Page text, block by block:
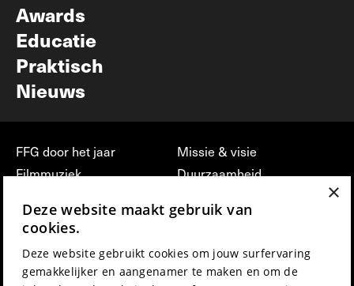
Awards
Educatie
Praktisch
Nieuws
FFG door het jaar
Filmmuziek
Press & Industry
Film Fest Friends
Missie & visie
Duurzaamheid
vrijwilligerswerk bij FFG
Privacy & Disclaimer
×
Deze website maakt gebruik van
cookies.
Deze website gebruikt cookies om jouw surfervaring
gemakkelijker en aangenamer te maken en om de